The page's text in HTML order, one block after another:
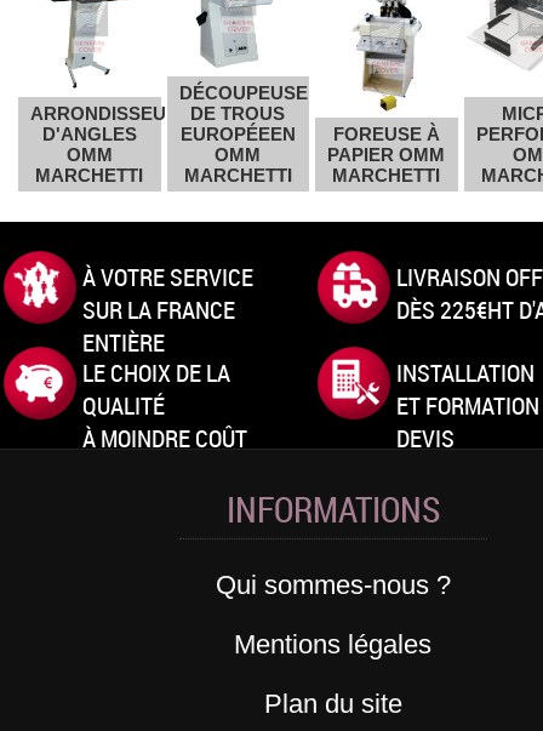
ARRONDISSEUR
D'ANGLES
OMM
MARCHETTI
DÉCOUPEUSE
DE TROUS
EUROPÉEEN
OMM
MARCHETTI
FOREUSE À
PAPIER OMM
MARCHETTI
À VOTRE SERVICE
SUR LA FRANCE
ENTIÈRE
LIVRAISON
DÈS 225€HT
LE CHOIX DE LA
QUALITÉ
À MOINDRE COÛT
INSTALLATION
ET
DEVIS
INFORMATIONS
Qui sommes-nous ?
Mentions légales
Plan du site